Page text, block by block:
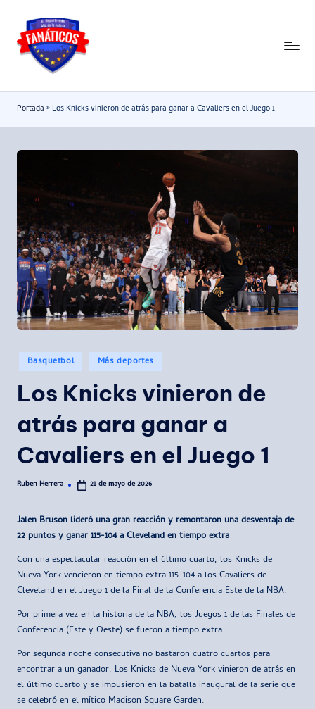
Saltar
contenido
F
n
a
t
o
s
Noticias
deportivas
-
Mundial
2026
Portada » Los Knicks vinieron de atrás para ganar a Cavaliers en el Juego 1
Publicado
en
Basquetbol Más deportes
Los Knicks vinieron de
atrás para ganar a
Cavaliers en el Juego 1
Publicado
Ruben Herrera 21 de mayo de 2026
Jalen Bruson lideró una gran reacción y remontaron una desventaja de
22 puntos y ganar 115-104 a Cleveland en tiempo extra
Con una espectacular reacción en el último cuarto, los Knicks de
Nueva York vencieron en tiempo extra 115-104 a los Cavaliers de
Cleveland en el Juego 1 de la Final de la Conferencia Este de la NBA.
Por primera vez en la historia de la NBA, los Juegos 1 de las Finales de
Conferencia (Este y Oeste) se fueron a tiempo extra.
Por segunda noche consecutiva no bastaron cuatro cuartos para
encontrar a un ganador. Los Knicks de Nueva York vinieron de atrás en
el último cuarto y se impusieron en la batalla inaugural de la serie que
se celebró en el mítico Madison Square Garden.